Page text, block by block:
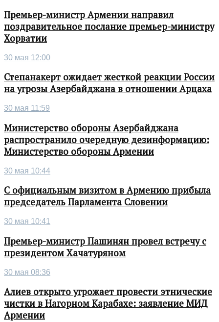
Премьер-министр Армении направил
поздравительное послание премьер-министру
Хорватии
30 мая 12:00
Степанакерт ожидает жесткой реакции России
на угрозы Азербайджана в отношении Арцаха
30 мая 11:59
Министерство обороны Азербайджана
распространило очередную дезинформацию:
Министерство обороны Армении
30 мая 10:44
С официальным визитом в Армению прибыла
председатель Парламента Словении
30 мая 10:41
Премьер-министр Пашинян провел встречу с
президентом Хачатуряном
30 мая 08:36
Алиев открыто угрожает провести этнические
чистки в Нагорном Карабахе: заявление МИД
Армении